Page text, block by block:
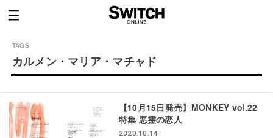
カルメン・マリア・マチャド
【10月15日発売】MONKEY vol.22
特集 悪霊の恋人
2020.10.14